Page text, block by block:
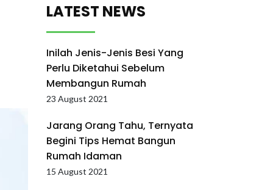
LATEST NEWS
Inilah Jenis-Jenis Besi Yang
Perlu Diketahui Sebelum
Membangun Rumah
23 August 2021
Jarang Orang Tahu, Ternyata
Begini Tips Hemat Bangun
Rumah Idaman
15 August 2021